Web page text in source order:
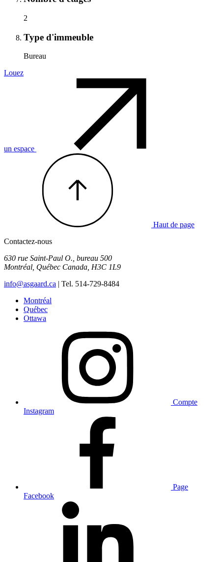
2
Type d'immeuble
Bureau
Louez
un espace
Haut de page
Contactez-nous
630 rue Saint-Paul O., bureau 500
Montréal Québec Canada H3C 1L9
info@asgaard.ca | Tel. 514-729-8484
Montréal
Québec
Ottawa
Compte
Instagram
Page
Facebook